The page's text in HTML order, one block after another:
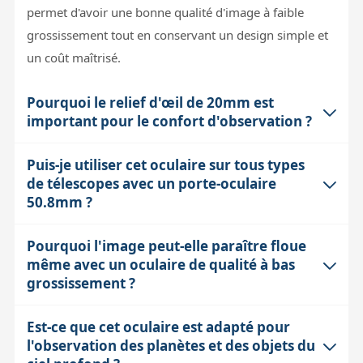
permet d'avoir une bonne qualité d'image à faible
grossissement tout en conservant un design simple et
un coût maîtrisé.
Pourquoi le relief d'œil de 20mm est
important pour le confort d'observation ?
Le relief d'œil de 20mm correspond à la distance entre
la dernière lentille de l'oculaire et l'endroit où l'œil doit
se placer pour voir l'image complète sans vignettage.
qui est particulièrement utile pour les porteurs de
lunettes ou pour éviter la fatigue lors de longues
coller l'œil contre l'oculaire, ce qui peut être
inconfortable.
Puis-je utiliser cet oculaire sur tous types
de télescopes avec un porte-oculaire
50.8mm ?
Cet oculaire est conçu pour un coulant standard de
50.8mm (2 pouces), ce qui est compatible avec la
majorité des instruments amateurs équipés de porte-
hauteur disponible dans le porte-oculaire, car certains
Pourquoi l'image peut-elle paraître floue
même avec un oculaire de qualité à bas
grossissement ?
Même avec un oculaire de bonne qualité comme le LET
28mm, la netteté de l'image dépend aussi des
Est-ce que cet oculaire est adapté pour
l'observation des planètes et des objets du